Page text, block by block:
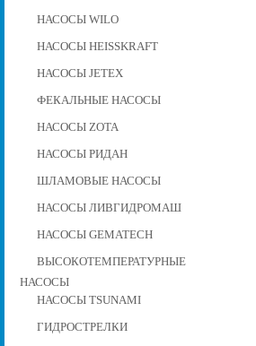
НАСОСЫ WILO
НАСОСЫ HEISSKRAFT
НАСОСЫ JETEX
ФЕКАЛЬНЫЕ НАСОСЫ
НАСОСЫ ZOTA
НАСОСЫ РИДАН
ШЛАМОВЫЕ НАСОСЫ
НАСОСЫ ЛИВГИДРОМАШ
НАСОСЫ GEMATECH
ВЫСОКОТЕМПЕРАТУРНЫЕ
НАСОСЫ
НАСОСЫ TSUNAMI
ГИДРОСТРЕЛКИ